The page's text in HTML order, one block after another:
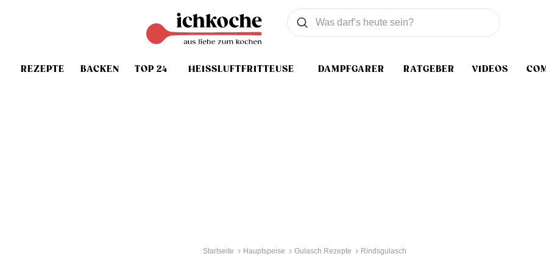
REZEPTE BACKEN TOP 24 HEISSLUFTFRITTEUSE DAMPFGARER RATGEBER VIDEOS
Was wollen Sie suchen
Suchen
Startseite Hauptspeise Gulasch Rezepte Rindsgulasch